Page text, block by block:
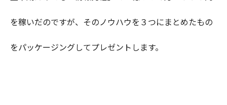
を稼いだのですが、そのノウハウを３つにまとめたもの
をパッケージングしてプレゼントします。